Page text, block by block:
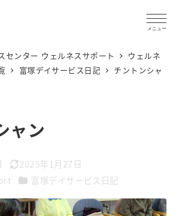
メニュー
センター ウェルネスサポート
ウェルネ
富塚デイサービス日記
️チントンシャ
ャン️
更新日
2025年1月27日
カテゴリー
富塚デイサービス日記